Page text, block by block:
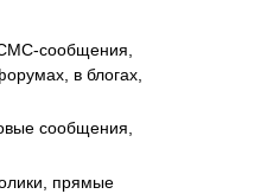
СМС-сообщения,
в блогах,
сообщения,
прямые